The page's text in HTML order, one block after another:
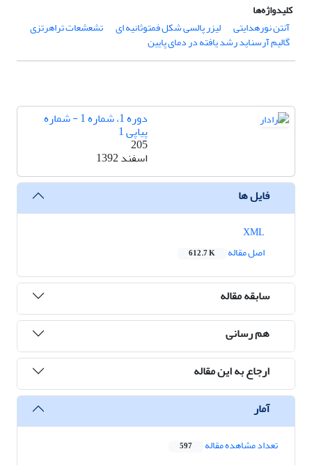
کلیدواژه‌ها
آنتن نورهدایتی
لیزر پالسی شکل فمتوثانیه ای تشعشعات تراهرتزی
گالیم آرسناید رشد یافته در دمای پایین
دوره 1، شماره 1 - شماره
پیاپی 1
205
اسفند 1392
فایل ها
اصل مقاله
612.7 K
سابقه مقاله
هم رسانی
ارجاع به این مقاله
آمار
تعداد مشاهده مقاله 597